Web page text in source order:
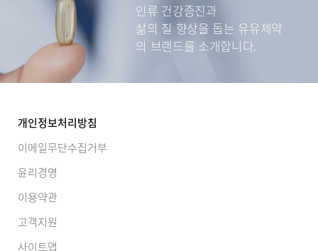
인류 건강증진과
삶의 질 향상을 돕는 유유제약
의 브랜드를 소개합니다.
개인정보처리방침
이메일무단수집거부
윤리경영
이용약관
고객지원
사이트맵